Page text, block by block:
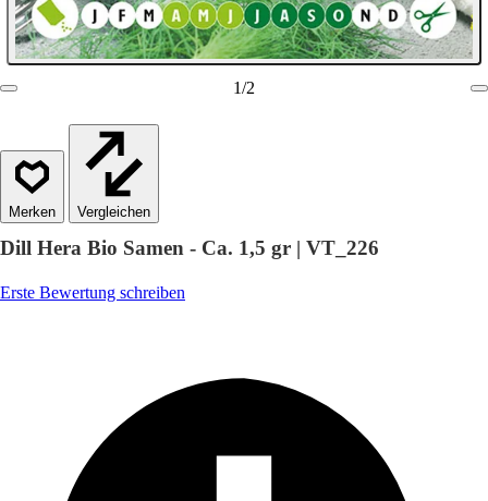
1/2
Vergleichen
Dill Hera Bio Samen - Ca. 1,5 gr | VT_226
Erste Bewertung schreiben